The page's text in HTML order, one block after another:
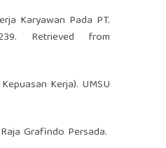
Karyawan Pada PT.
Retrieved from
Kerja). UMSU
Grafindo Persada.